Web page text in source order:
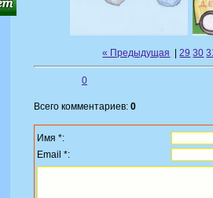
« Предыдущая |29 30
0
Всего комментариев: 0
Имя *:
Email *: